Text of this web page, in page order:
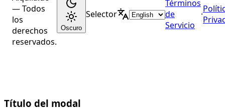
— Todos
los
derechos
reservados.
Oscuro
Selector
Términos
de
Servicio
·
Título del modal